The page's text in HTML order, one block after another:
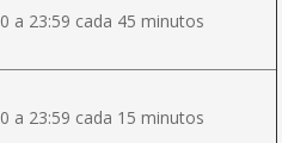
a 23:59 cada 45 minutos
a 23:59 cada 15 minutos